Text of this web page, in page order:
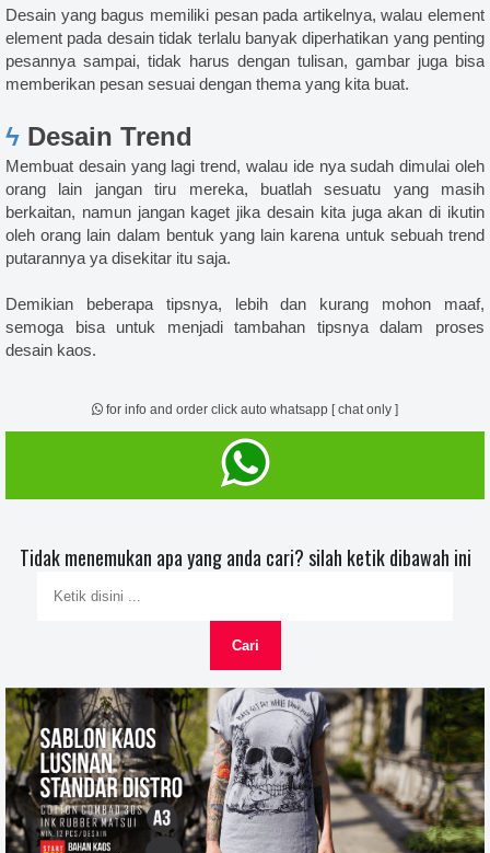
Desain yang bagus memiliki pesan pada artikelnya, walau element
element pada desain tidak terlalu banyak diperhatikan yang penting
pesannya sampai, tidak harus dengan tulisan, gambar juga bisa
memberikan pesan sesuai dengan thema yang kita buat.
ϟ Desain Trend
Membuat desain yang lagi trend, walau ide nya sudah dimulai oleh
orang lain jangan tiru mereka, buatlah sesuatu yang masih
berkaitan, namun jangan kaget jika desain kita juga akan di ikutin
oleh orang lain dalam bentuk yang lain karena untuk sebuah trend
putarannya ya disekitar itu saja.
Demikian beberapa tipsnya, lebih dan kurang mohon maaf,
semoga bisa untuk menjadi tambahan tipsnya dalam proses
desain kaos.
for info and order click auto whatsapp [ chat only ]
Tidak menemukan apa yang anda cari? silah ketik dibawah ini